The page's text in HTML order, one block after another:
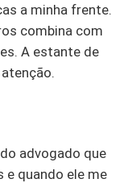
a minha frente.
combina com
A estante de
advogado que
e quando ele me